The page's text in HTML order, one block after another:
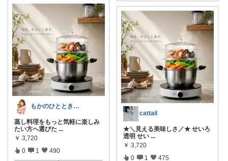
もかのひととき𓂃𓈒𓏸
蒸し料理をもっと気軽に楽しみ
たい方へ選びた ...
￥ 3,720
0 1 490
cattail
★＼見える美味しさ／★ せいろ
透明 せい ...
￥ 3,720
0 1 475